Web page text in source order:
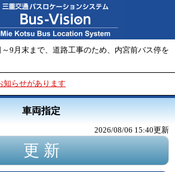
～9月末まで、道路工事のため、内宮前バス停を
知らせがあります
車両指定
2026/08/06 15:40更新